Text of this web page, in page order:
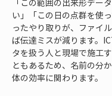
「この範囲の出来形デー
い」「この日の点群を使
ったやり取りが、ファイ
ば伝達ミスが減ります。
タを扱う人と現場で施工
ともあるため、名前の分
体の効率に関わります。